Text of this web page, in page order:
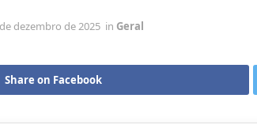
dezembro de 2025 in Geral
Share on Facebook